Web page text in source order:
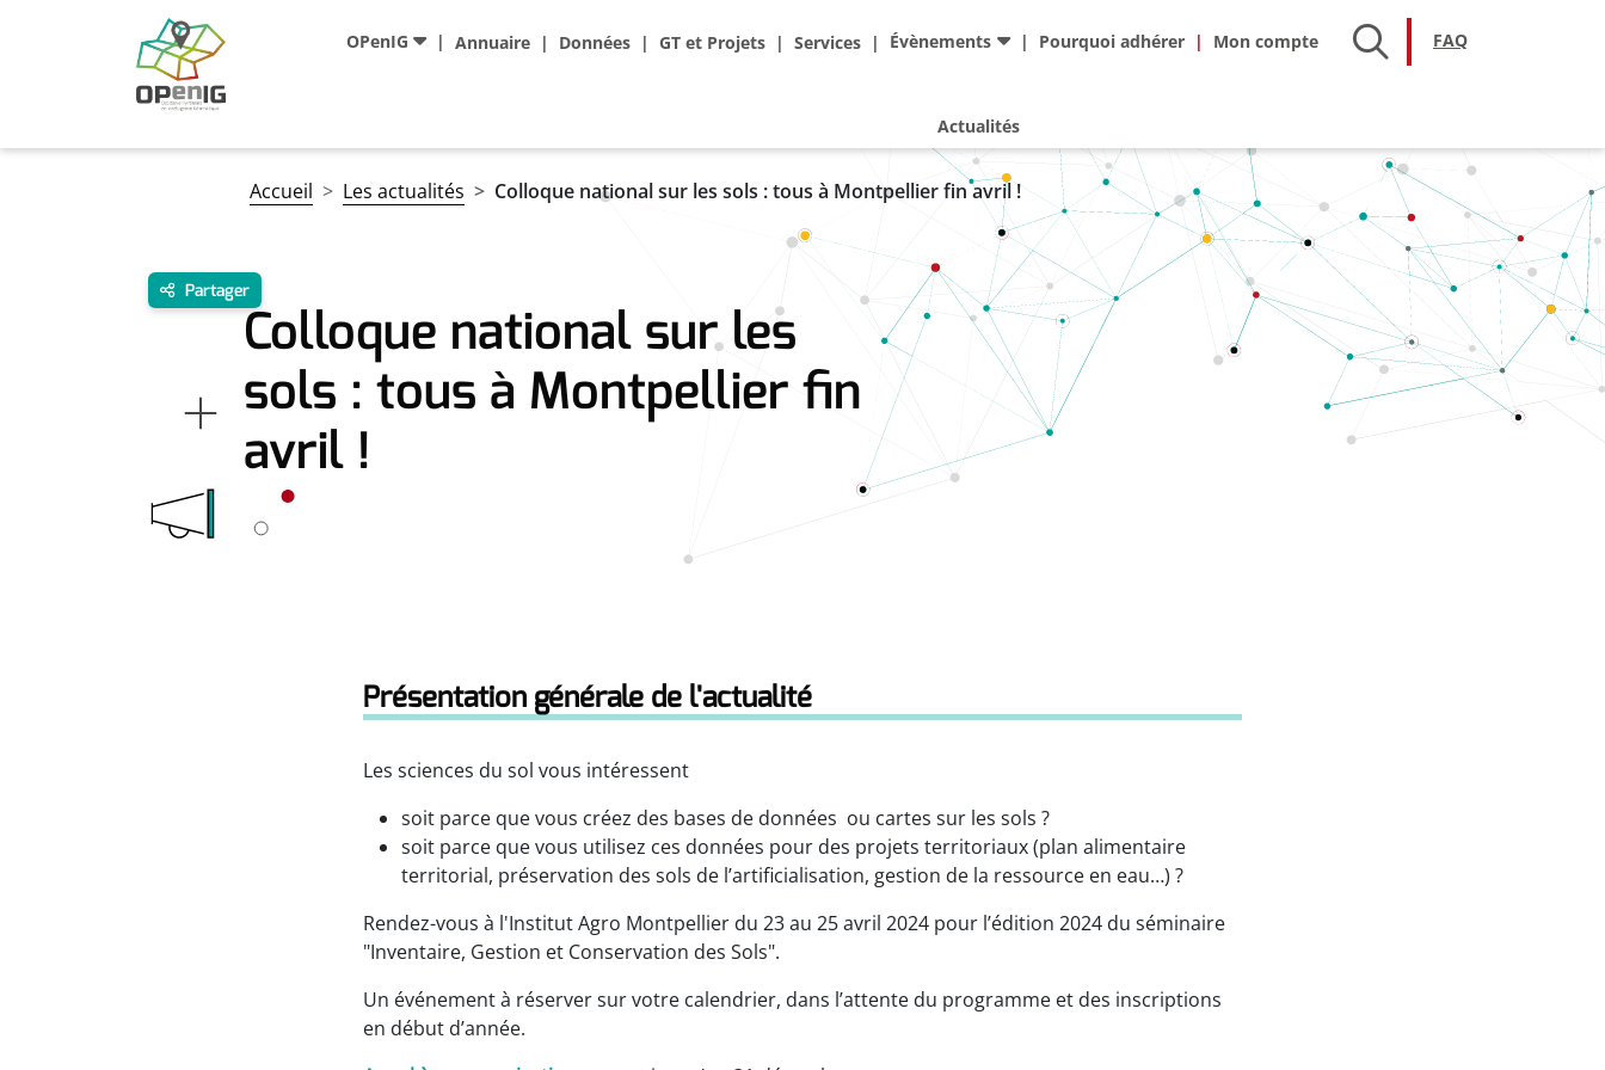
Aller au contenu principal
Navigation principale
OPenIG Annuaire Données GT et Projets Services Évènements
Actualités
Adhésion
Pourquoi adhérer FAQFAQ
Fil d'Ariane
Accueil Les actualités Colloque national sur les sols : tous à Montpellier fin avril !
Colloque national sur les
sols : tous à Montpellier fin
avril !
Partager
Présentation générale de l'actualité
Les sciences du sol vous intéressent
soit parce que vous créez des bases de données ou cartes sur les sols ?
soit parce que vous utilisez ces données pour des projets territoriaux (plan alimentaire
territorial, préservation des sols de l’artificialisation, gestion de la ressource en eau…) ?
Rendez-vous à l'Institut Agro Montpellier du 23 au 25 avril 2024 pour l’édition 2024 du séminaire
"Inventaire, Gestion et Conservation des Sols".
Un événement à réserver sur votre calendrier, dans l’attente du programme et des inscriptions
en début d’année.